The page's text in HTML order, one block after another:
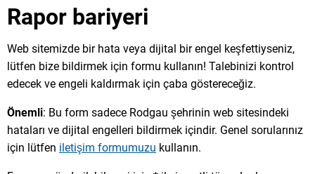
Deutsch MENÜ
Rapor bariyeri
Web sitemizde bir hata veya dijital bir engel keşfettiyseniz,
lütfen bize bildirmek için formu kullanın! Talebinizi kontrol
edecek ve engeli kaldırmak için çaba göstereceğiz.
Önemli: Bu form sadece Rodgau şehrinin web sitesindeki
hataları ve dijital engelleri bildirmek içindir. Genel sorularınız
için lütfen iletişim formumuzu kullanın.